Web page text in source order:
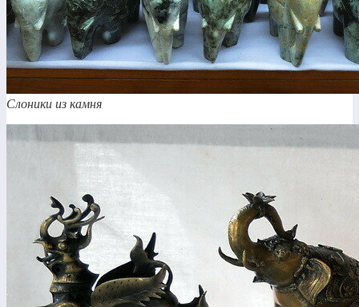
Слоники из камня